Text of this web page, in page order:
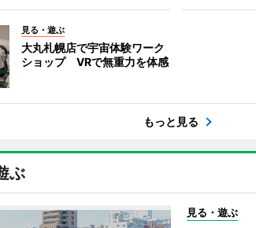
見る・遊ぶ
大丸札幌店で宇宙体験ワーク
ショップ VRで無重力を体感
もっと見る
ぶ
見る・遊ぶ